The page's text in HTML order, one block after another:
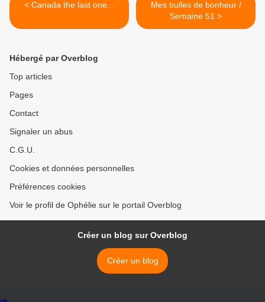
< Canada the last one...
Mes bulles de bonheur /
Semaine 51 >
Hébergé par Overblog
Top articles
Pages
Contact
Signaler un abus
C.G.U.
Cookies et données personnelles
Préférences cookies
Voir le profil de Ophélie sur le portail Overblog
Créer un blog sur Overblog
Créer un blog